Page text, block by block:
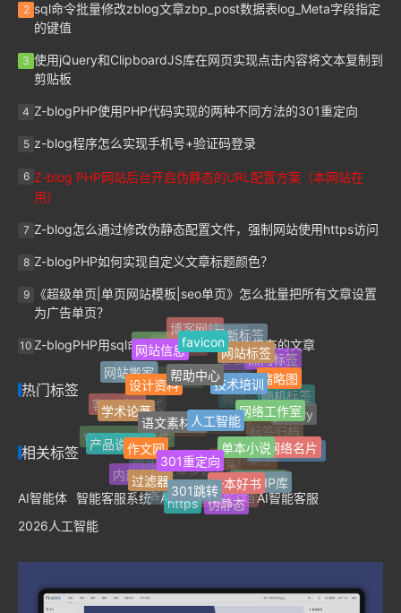
2 sql命令批量修改zblog文章zbp_post数据表log_Meta字段指定
的键值
3 使用jQuery和ClipboardJS库在网页实现点击内容将文本复制到
剪贴板
4 Z-blogPHP使用PHP代码实现的两种不同方法的301重定向
5 z-blog程序怎么实现手机号+验证码登录
6 Z-blog PHP网站后台开启伪静态的URL配置方案（本网站在
用）
7 Z-blog怎么通过修改伪静态配置文件，强制网站使用https访问
8 Z-blogPHP如何实现自定义文章标题颜色？
9
《超级单页|单页网站模板|seo单页》怎么批量把所有文章设置
为广告单页？
10 Z-blogPHP用sql命令批量删除指定用户发布的文章
热门标签 Z-blogPHP
FinchUI
网址导航
单页网站
Z-Blog插件
微信公众号
开发服务
定制服务
响应式
自适应
Jquery
博客网站最新标签
热门标签
随机标签
标签归档
AI写作助手
文章多选分类
附加分类
WordPress插件
客服插件
网站搬家
网站信息
favicon
网站标签
缩略图
jQuery
Safari浏览器
开放文档
在线帮助文档
客服中心
内部文档
产品说明书
学术论著
设计资料
帮助中心
技术培训
网络工作室
个人网络名片
纯真IP库
伪静态
https
过滤器
作文网
语文素材网人工智能
单本小说
一本好书
301跳转
301重定向
相关标签
AI智能体 智能客服系统 AI Agent智能体 AI智能客服
2026人工智能